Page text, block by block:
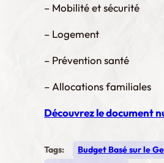
– Mobilité et sécurité
– Logement
– Prévention santé
– Allocations familiales
Découvrez le document
Tags:
Budget Basé sur le